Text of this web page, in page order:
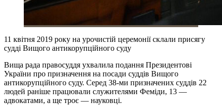
11 квітня 2019 року на урочистій церемонії склали присягу
судді Вищого антикорупційного суду
Вища рада правосуддя ухвалила подання Президентові
України про призначення на посади суддів Вищого
антикорупційного суду. Серед 38-ми призначених суддів 22
людей раніше працювали служителями Феміди, 13 —
адвокатами, а ще троє — науковці.